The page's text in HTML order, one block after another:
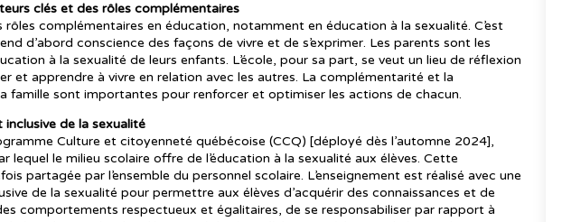
clés et des rôles complémentaires
rôles complémentaires en éducation, notamment en éducation à la sexualité. C’est
d’abord conscience des façons de vivre et de s’exprimer. Les parents sont les
à la sexualité de leurs enfants. L’école, pour sa part, se veut un lieu de réflexion
et apprendre à vivre en relation avec les autres. La complémentarité et la
famille sont importantes pour renforcer et optimiser les actions de chacun.
de la sexualité
Culture et citoyenneté québécoise (CCQ) [déployé dès l’automne 2024],
lequel le milieu scolaire offre de l’éducation à la sexualité aux élèves. Cette
partagée par l’ensemble du personnel scolaire. L’enseignement est réalisé avec une
de la sexualité pour permettre aux élèves d’acquérir des connaissances et de
comportements respectueux et égalitaires, de se responsabiliser par rapport à